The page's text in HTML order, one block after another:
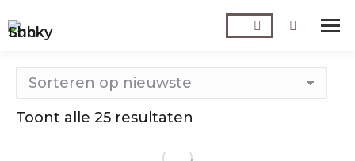
Zoeken:
Toont alle 25 resultaten